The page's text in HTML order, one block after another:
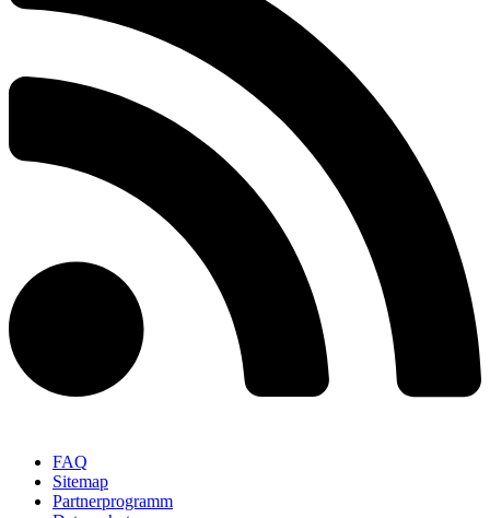
FAQ
Sitemap
Partnerprogramm